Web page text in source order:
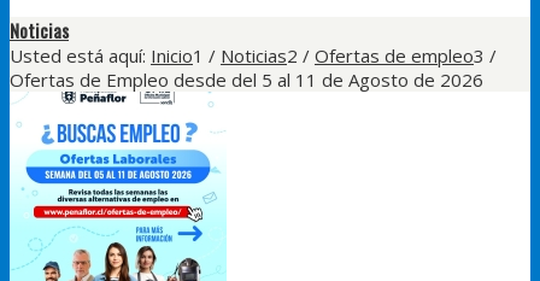
Noticias
Usted está aquí: Inicio1 / Noticias2 / Ofertas de empleo3 /
Ofertas de Empleo desde del 5 al 11 de Agosto de 2026